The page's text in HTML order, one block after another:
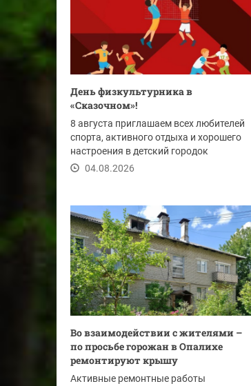
День физкультурника в
«Сказочном»!
8 августа приглашаем всех любителей
спорта, активного отдыха и хорошего
настроения в детский городок
«Сказочный» на...
04.08.2026
Во взаимодействии с жителями –
по просьбе горожан в Опалихе
ремонтируют крышу
Активные ремонтные работы